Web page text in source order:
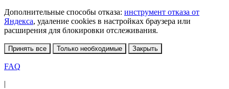
Дополнительные способы отказа: инструмент отказа от
Яндекса, удаление cookies в настройках браузера или
расширения для блокировки отслеживания.
Принять все Только необходимые Закрыть
FAQ
|